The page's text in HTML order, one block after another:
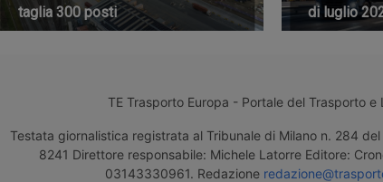
taglia 300 posti
di luglio
TE Trasporto Europa - Portale del Trasporto e
Testata giornalistica registrata al Tribunale di Milano n. 284
8241 Direttore responsabile: Michele Latorre Editore:
03143330961. Redazione